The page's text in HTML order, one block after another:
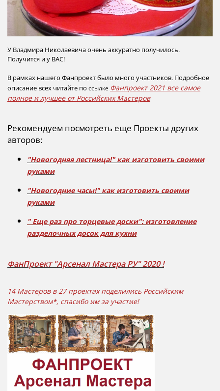
У Владмира Николаевича очень аккуратно получилось.
Получится и у ВАС!
В рамках нашего Фанпроект было много участников. Подробное
описание всех читайте по ссылке Фанпроект 2021 все самое
полное и лучшее от Российских Мастеров
Рекомендуем посмотреть еще Проекты других
авторов:
"Новогодняя лестница!" как изготовить своими
руками
"Новогодние часы!" как изготовить своими
руками
" Еще раз про торцевые доски": изготовление
разделочных досок для кухни
ФанПроект "Арсенал Мастера РУ" 2020 !
14 Мастеров в 27 проектах поделились Российским
Мастерством*, спасибо им за участие!